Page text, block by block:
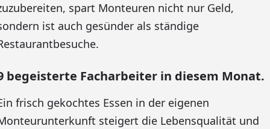
spart Monteuren nicht nur Geld,
ist auch gesünder als ständige
begeisterte Facharbeiter in diesem Monat.
frisch gekochtes Essen in der eigenen
steigert die Lebensqualität und